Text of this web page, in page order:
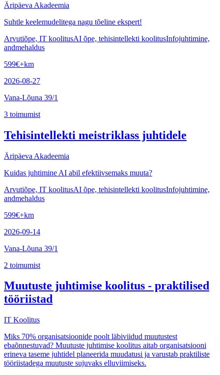
Äripäeva Akadeemia
Suhtle keelemudelitega nagu tõeline ekspert!
Arvutiõpe, IT koolitusAI õpe, tehisintellekti koolitusInfojuhtimine,
andmehaldus
599€+km
2026-08-27
Vana-Lõuna 39/1
3 toimumist
Tehisintellekti meistriklass juhtidele
Äripäeva Akadeemia
Kuidas juhtimine AI abil efektiivsemaks muuta?
Arvutiõpe, IT koolitusAI õpe, tehisintellekti koolitusInfojuhtimine,
andmehaldus
599€+km
2026-09-14
Vana-Lõuna 39/1
2 toimumist
Muutuste juhtimise koolitus - praktilised
tööriistad
IT Koolitus
Miks 70% organisatsioonide poolt läbiviidud muutustest
ebaõnnestuvad? Muutuste juhtimise koolitus aitab organisatsiooni
erineva taseme juhtidel planeerida muudatusi ja varustab praktiliste
tööriistadega muutuste sujuvaks elluviimiseks.